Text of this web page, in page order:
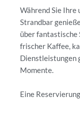
Während Sie Ihre
Strandbar
über fantastische
frischer Kaffee,
Dienstleistungen
Momente.
Eine